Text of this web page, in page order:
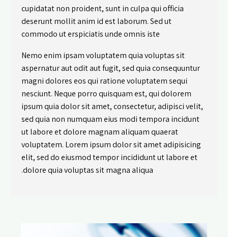
cupidatat non proident, sunt in culpa qui officia
deserunt mollit anim id est laborum. Sed ut
commodo ut erspiciatis unde omnis iste
Nemo enim ipsam voluptatem quia voluptas sit
aspernatur aut odit aut fugit, sed quia consequuntur
magni dolores eos qui ratione voluptatem sequi
nesciunt. Neque porro quisquam est, qui dolorem
ipsum quia dolor sit amet, consectetur, adipisci velit,
sed quia non numquam eius modi tempora incidunt
ut labore et dolore magnam aliquam quaerat
voluptatem. Lorem ipsum dolor sit amet adipisicing
elit, sed do eiusmod tempor incididunt ut labore et
dolore quia voluptas sit magna aliqua.